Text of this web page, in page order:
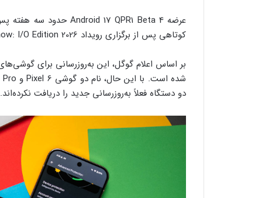
کوتاهی پس از برگزاری رویداد The Android Show: I/O Edition 2026 در اختیار کاربران قرار گرفته بود.
دو دستگاه فعلاً به‌روزرسانی جدید را دریافت نکرده‌اند.